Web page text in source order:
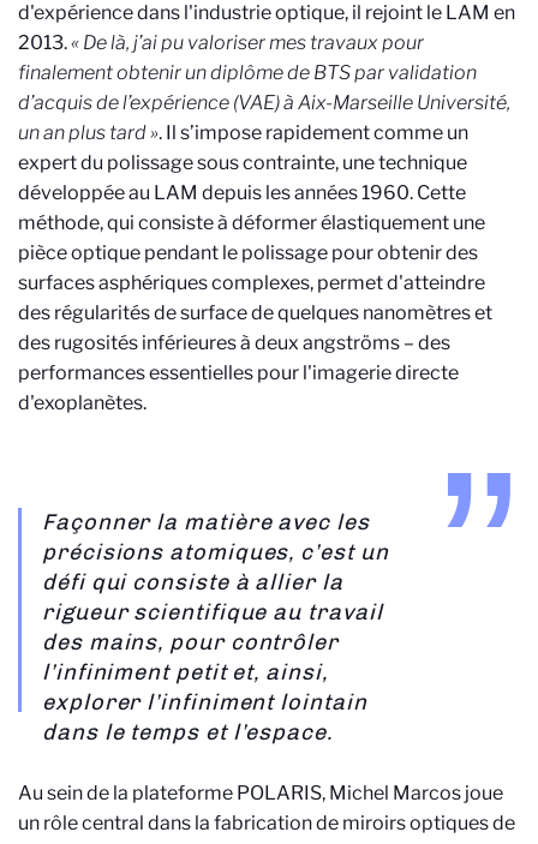
d'expérience dans l'industrie optique, il rejoint le LAM en
2013.« De là, j’ai pu valoriser mes travaux pour
finalement obtenir un diplôme de BTS par validation
d’acquis de l’expérience (VAE) à Aix-Marseille Université,
un an plus tard ». Il s’impose rapidement comme un
expert du polissage sous contrainte, une technique
développée au LAM depuis les années 1960. Cette
méthode, qui consiste à déformer élastiquement une
pièce optique pendant le polissage pour obtenir des
surfaces asphériques complexes, permet d'atteindre
des régularités de surface de quelques nanomètres et
des rugosités inférieures à deux angströms – des
performances essentielles pour l'imagerie directe
d'exoplanètes.
Façonner la matière avec les
précisions atomiques, c’est un
défi qui consiste à allier la
rigueur scientifique au travail
des mains, pour contrôler
l’infiniment petit et, ainsi,
explorer l’infiniment lointain
dans le temps et l’espace.
Au sein de la plateforme POLARIS, Michel Marcos joue
un rôle central dans la fabrication de miroirs optiques de